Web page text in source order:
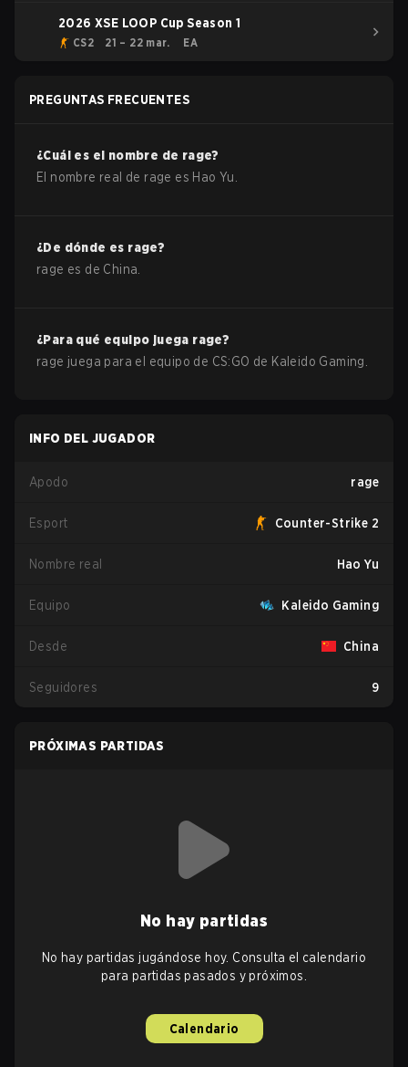
2026 XSE LOOP Cup Season 1
CS2 21 – 22 mar. EA
PREGUNTAS FRECUENTES
¿Cuál es el nombre de rage?
El nombre real de rage es Hao Yu
¿De dónde es rage?
rage es de China
¿Para qué equipo juega rage?
rage juega para el equipo de CS:GO de Kaleido Gaming
INFO DEL JUGADOR
Apodo rage
Esport Counter-Strike 2
Nombre real Hao Yu
Equipo Kaleido Gaming
Desde China
Seguidores 9
PRÓXIMAS PARTIDAS
No hay partidas
No hay partidas jugándose hoy. Consulta el calendario
para partidas pasados y próximos.
Calendario